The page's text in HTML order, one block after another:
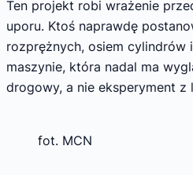
Ten projekt robi wrażenie
uporu. Ktoś naprawdę
rozprężnych, osiem cylindrów
maszynie, która nadal ma
drogowy, a nie eksperyment
fot. MCN